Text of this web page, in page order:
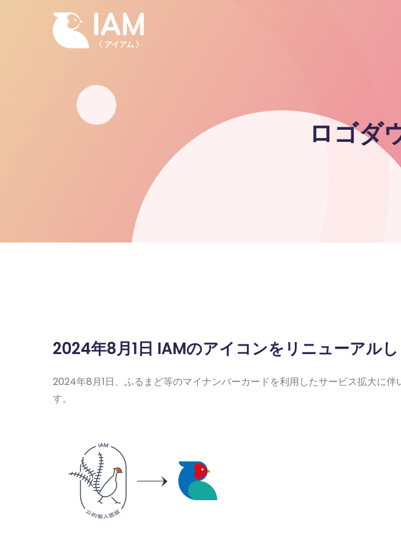
ロゴダ
2024年8月1日 IAMのアイコンをリニューアルし
2024年8月1日、ふるまど等のマイナンバーカードを利用したサービス拡大に
す。